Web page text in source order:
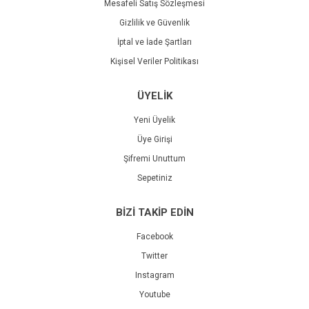
Mesafeli Satış Sözleşmesi
Gizlilik ve Güvenlik
İptal ve İade Şartları
Kişisel Veriler Politikası
ÜYELİK
Yeni Üyelik
Üye Girişi
Şifremi Unuttum
Sepetiniz
BİZİ TAKİP EDİN
Facebook
Twitter
Instagram
Youtube